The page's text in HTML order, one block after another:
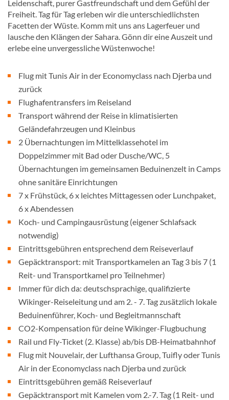
Leidenschaft, purer Gastfreundschaft und dem Gefühl der
Freiheit. Tag für Tag erleben wir die unterschiedlichsten
Facetten der Wüste. Komm mit uns ans Lagerfeuer und
lausche den Klängen der Sahara. Gönn dir eine Auszeit und
erlebe eine unvergessliche Wüstenwoche!
Flug mit Tunis Air in der Economyclass nach Djerba und
zurück
Flughafentransfers im Reiseland
Transport während der Reise in klimatisierten
Geländefahrzeugen und Kleinbus
2 Übernachtungen im Mittelklassehotel im
Doppelzimmer mit Bad oder Dusche/WC, 5
Übernachtungen im gemeinsamen Beduinenzelt in Camps
ohne sanitäre Einrichtungen
7 x Frühstück, 6 x leichtes Mittagessen oder Lunchpaket,
6 x Abendessen
Koch- und Campingausrüstung (eigener Schlafsack
notwendig)
Eintrittsgebühren entsprechend dem Reiseverlauf
Gepäcktransport: mit Transportkamelen an Tag 3 bis 7 (1
Reit- und Transportkamel pro Teilnehmer)
Immer für dich da: deutschsprachige, qualifizierte
Wikinger-Reiseleitung und am 2. - 7. Tag zusätzlich lokale
Beduinenführer, Koch- und Begleitmannschaft
CO2-Kompensation für deine Wikinger-Flugbuchung
Rail und Fly-Ticket (2. Klasse) ab/bis DB-Heimatbahnhof
Flug mit Nouvelair, der Lufthansa Group, Tuifly oder Tunis
Air in der Economyclass nach Djerba und zurück
Eintrittsgebühren gemäß Reiseverlauf
Gepäcktransport mit Kamelen vom 2.-7. Tag (1 Reit- und